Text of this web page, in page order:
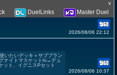
∨
DuelLinks
Master Duel
2026/08/06 22:12
いたいデッキ＋サブプラン
ナイトマスケットhi→デュ
ト、イグニスPセット
2026/08/06 10:37